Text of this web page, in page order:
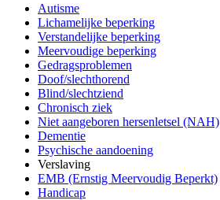
Autisme
Lichamelijke beperking
Verstandelijke beperking
Meervoudige beperking
Gedragsproblemen
Doof/slechthorend
Blind/slechtziend
Chronisch ziek
Niet aangeboren hersenletsel (NAH)
Dementie
Psychische aandoening
Verslaving
EMB (Ernstig Meervoudig Beperkt)
Handicap